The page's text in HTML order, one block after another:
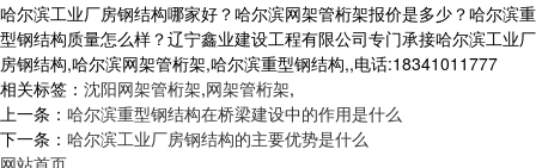
哈尔滨工业厂房钢结构哪家好？哈尔滨网架管桁架报价是多少？哈尔滨重
型钢结构质量怎么样？辽宁鑫业建设工程有限公司专门承接哈尔滨工业厂
房钢结构,哈尔滨网架管桁架,哈尔滨重型钢结构,,电话:18341011777
相关标签： 沈阳网架管桁架,网架管桁架,
上一条： 哈尔滨重型钢结构在桥梁建设中的作用是什么
下一条： 哈尔滨工业厂房钢结构的主要优势是什么